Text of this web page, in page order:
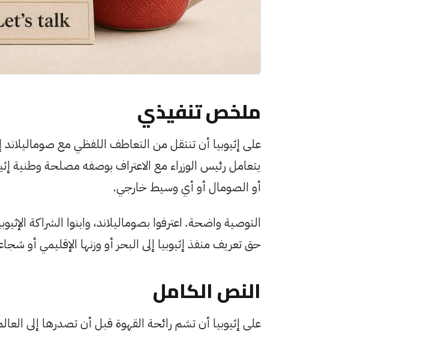
ملخص تنفيذي
على إثيوبيا أن تنتقل من التعاطف اللفظي مع صوماليلاند
يتعامل رئيس الوزراء مع الاعتراف بوصفه مصلحة وطنية
أو الصومال أو أي وسيط خارجي.
التوصية واضحة. اعترفوا بصوماليلاند، وابنوا الشراكة
حق تعريف منفذ إثيوبيا إلى البحر أو وزنها الإقليمي أو
النص الكامل
على إثيوبيا أن تشم رائحة القهوة قبل أن تصدرها إلى